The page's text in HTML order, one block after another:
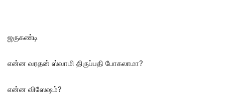
ஜருகண்டி
என்ன வரதன் ஸ்வாமி திருப்பதி போகலாமா?
என்ன விஸேஷம்?